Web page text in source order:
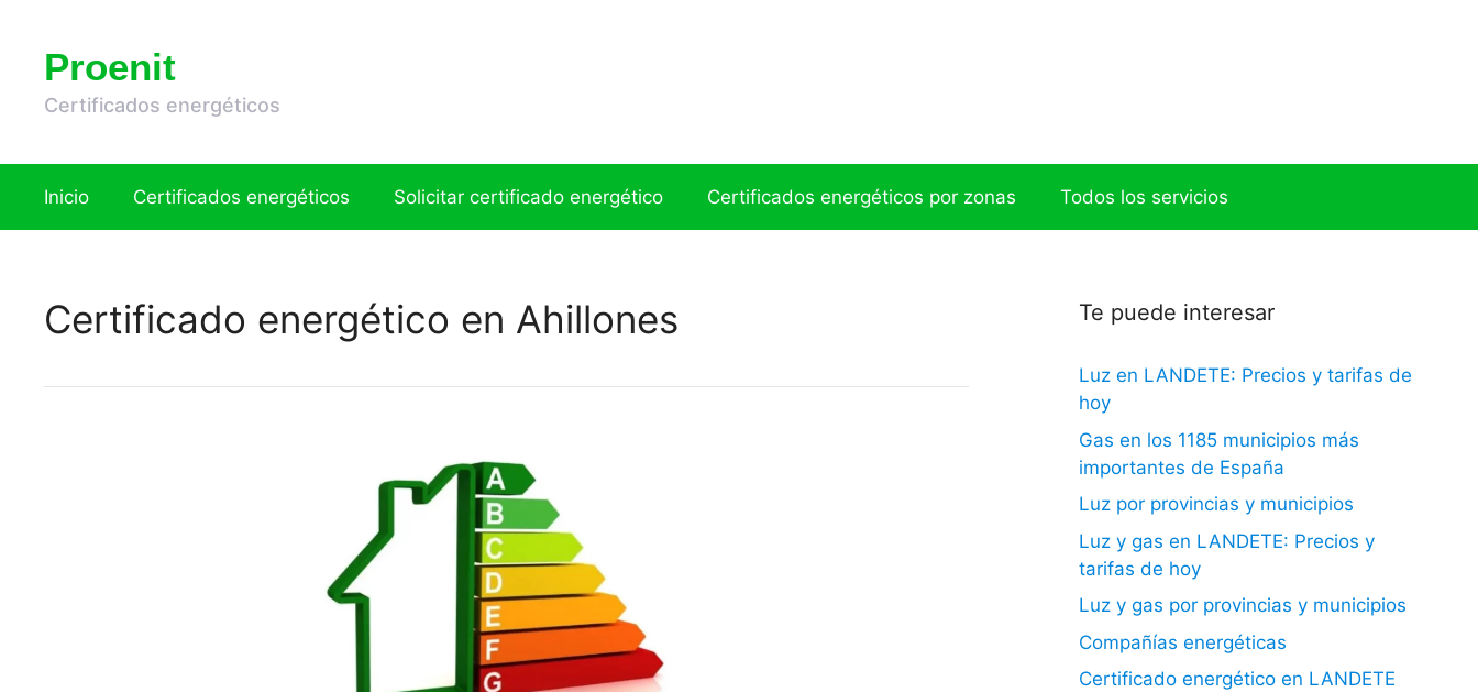
contenidoProenit
Certificados energéticos
Inicio Certificados energéticos Solicitar certificado energético Certificados energéticos por zonas Todos los servicios
Certificado energético en Ahillones Te puede interesar
Luz en LANDETE: Precios y tarifas de
hoy
Gas en los 1185 municipios más
importantes de España
Luz por provincias y municipios
Luz y gas en LANDETE: Precios y
tarifas de hoy
Luz y gas por provincias y municipios
Compañías energéticas
Certificado energético en LANDETE